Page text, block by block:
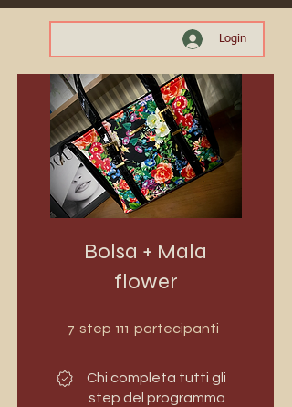
Login
Bolsa + Mala
flower
7 step 7 step
111 partecipanti
Chi completa tutti gli
step del programma